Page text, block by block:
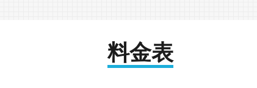
料金表